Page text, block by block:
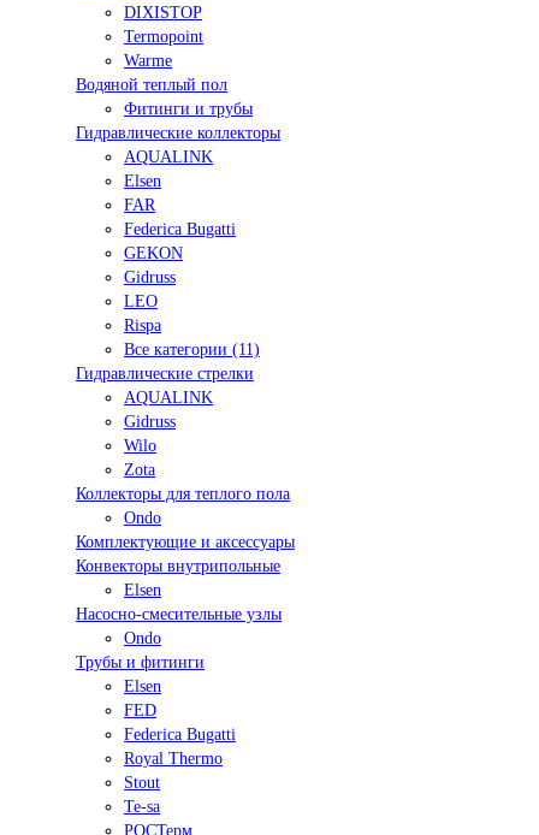
DIXISTOP
Termopoint
Warme
Водяной теплый пол
Фитинги и трубы
Гидравлические коллекторы
AQUALINK
Elsen
FAR
Federica Bugatti
GEKON
Gidruss
LEO
Rispa
Все категории (11)
Гидравлические стрелки
AQUALINK
Gidruss
Wilo
Zota
Коллекторы для теплого пола
Ondo
Комплектующие и аксессуары
Конвекторы внутрипольные
Elsen
Насосно-смесительные узлы
Ondo
Трубы и фитинги
Elsen
FED
Federica Bugatti
Royal Thermo
Stout
Te-sa
РОСТерм